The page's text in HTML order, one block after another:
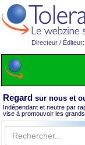
Directeur /
Regard sur nous et
Indépendant et neutre par
vise à promouvoir les